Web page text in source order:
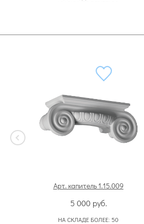
Арт. капитель 1.15.009
5 000 руб.
НА СКЛАДЕ БОЛЕЕ: 50